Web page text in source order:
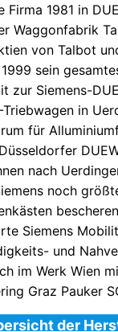
Firma 1981 in
Waggonfabrik
von Talbot
sein
zur Siemens-
Triebwagen in
für
nach
noch
Siemens
und
im Werk Wien
Graz Pauker
der